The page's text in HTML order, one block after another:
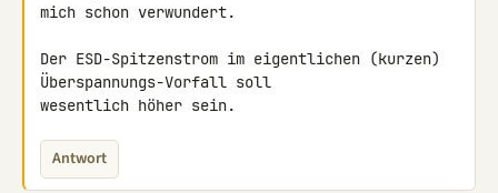
mich schon verwundert.
Der ESD-Spitzenstrom im eigentlichen (kurzen)
Überspannungs-Vorfall soll
wesentlich höher sein.
Antwort